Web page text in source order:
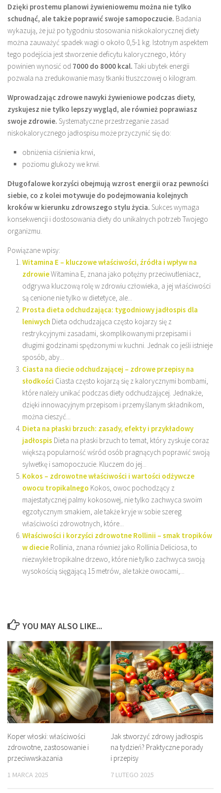
Dzięki prostemu planowi żywieniowemu można nie tylko
schudnąć, ale także poprawić swoje samopoczucie. Badania
wykazują, że już po tygodniu stosowania niskokalorycznej diety
można zauważyć spadek wagi o około 0,5-1 kg. Istotnym aspektem
tego podejścia jest stworzenie deficytu kalorycznego, który
powinien wynosić od 7000 do 8000 kcal. Taki ubytek energii
pozwala na zredukowanie masy tkanki tłuszczowej o kilogram.
Wprowadzając zdrowe nawyki żywieniowe podczas diety,
zyskujesz nie tylko lepszy wygląd, ale również poprawiasz
swoje zdrowie. Systematyczne przestrzeganie zasad
niskokalorycznego jadłospisu może przyczynić się do:
obniżenia ciśnienia krwi,
poziomu glukozy we krwi.
Długofalowe korzyści obejmują wzrost energii oraz pewności
siebie, co z kolei motywuje do podejmowania kolejnych
kroków w kierunku zdrowszego stylu życia. Sukces wymaga
konsekwencji i dostosowania diety do unikalnych potrzeb Twojego
organizmu.
Powiązane wpisy:
Witamina E – kluczowe właściwości, źródła i wpływ na
zdrowieWitamina E, znana jako potężny przeciwutleniacz,
odgrywa kluczową rolę w zdrowiu człowieka, a jej właściwości
są cenione nie tylko w dietetyce, ale...
Prosta dieta odchudzająca: tygodniowy jadłospis dla
leniwych Dieta odchudzająca często kojarzy się z
restrykcyjnymi zasadami, skomplikowanymi przepisami i
długimi godzinami spędzonymi w kuchni. Jednak co jeśli istnieje
sposób, aby...
Ciasta na diecie odchudzającej – zdrowe przepisy na
słodkości Ciasta często kojarzą się z kalorycznymi bombami,
które należy unikać podczas diety odchudzającej. Jednakże,
dzięki innowacyjnym przepisom i przemyślanym składnikom,
można cieszyć...
Dieta na płaski brzuch: zasady, efekty i przykładowy
jadłospis Dieta na płaski brzuch to temat, który zyskuje coraz
większą popularność wśród osób pragnących poprawić swoją
sylwetkę i samopoczucie. Kluczem do jej...
Kokos – zdrowotne właściwości i wartości odżywcze
owocu tropikalnego Kokos, owoc pochodzący z
majestatycznej palmy kokosowej, nie tylko zachwyca swoim
egzotycznym smakiem, ale także kryje w sobie szereg
właściwości zdrowotnych, które...
Właściwości i korzyści zdrowotne Rollinii – smak tropików
w diecie Rollinia, znana również jako Rollinia Deliciosa, to
niezwykłe tropikalne drzewo, które nie tylko zachwyca swoją
wysokością sięgającą 15 metrów, ale także owocami,...
YOU MAY ALSO LIKE...
Koper włoski: właściwości
zdrowotne, zastosowanie i
przeciwwskazania
1 MARCA 2025
Jak stworzyć zdrowy jadłospis
na tydzień? Praktyczne porady
i przepisy
7 LUTEGO 2025